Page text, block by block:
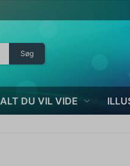
Søg
ALT DU VIL VIDE